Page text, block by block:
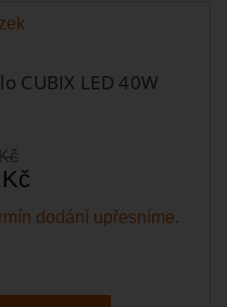
CUBIX LED 40W
dodání upřesníme.